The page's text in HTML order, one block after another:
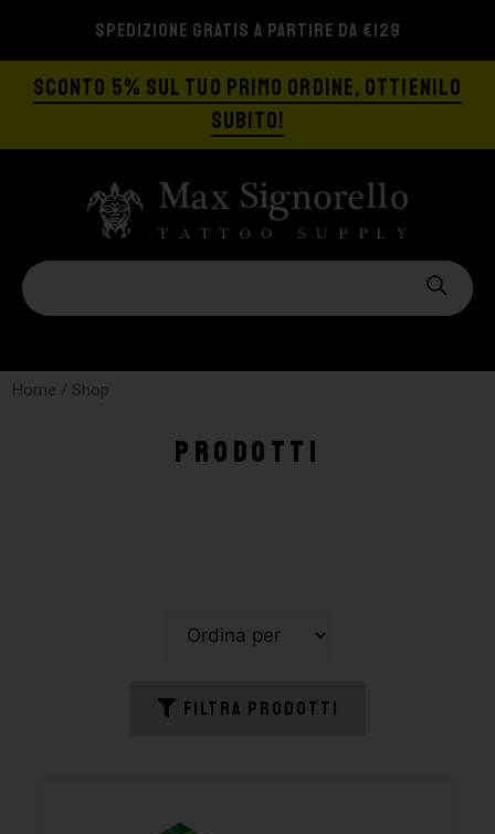
SPEDIZIONE GRATIS A PARTIRE DA €129
SCONTO 5% SUL TUO PRIMO ORDINE, OTTIENILO
SUBITO!
Home / Shop
Prodotti
FILTRA PRODOTTI